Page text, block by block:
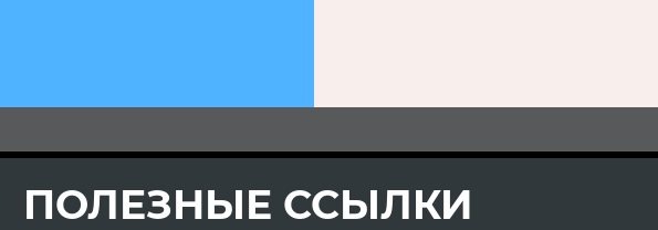
ПОЛЕЗНЫЕ ССЫЛКИ